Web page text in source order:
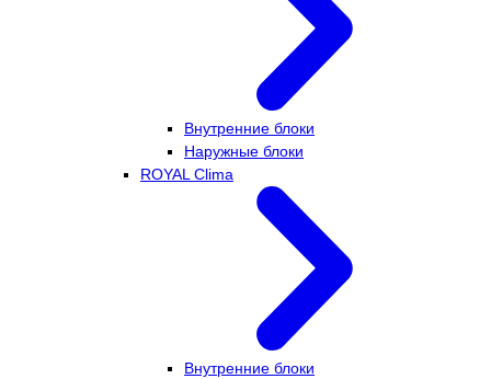
Внутренние блоки
Наружные блоки
ROYAL Clima
Внутренние блоки